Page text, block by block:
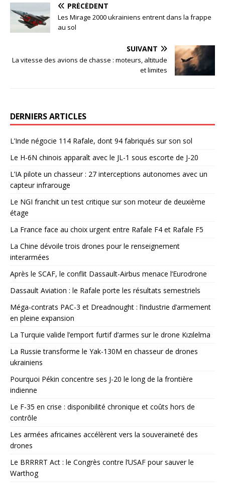
PRÉCÉDENT
Les Mirage 2000 ukrainiens entrent dans la frappe
au sol
SUIVANT
La vitesse des avions de chasse : moteurs, altitude
et limites
DERNIERS ARTICLES
L’Inde négocie 114 Rafale, dont 94 fabriqués sur son sol
Le H-6N chinois apparaît avec le JL-1 sous escorte de J-20
L’IA pilote un chasseur : 27 interceptions autonomes avec un
capteur infrarouge
Le NGI franchit un test critique sur son moteur de deuxième
étage
La France face au choix urgent entre Rafale F4 et Rafale F5
La Chine dévoile trois drones pour le renseignement
interarmées
Après le SCAF, le conflit Dassault-Airbus menace l’Eurodrone
Dassault Aviation : le Rafale porte les résultats semestriels
Méga-contrats PAC-3 et Dreadnought : l’industrie d’armement
en pleine expansion
La Turquie valide l’emport furtif d’armes sur le drone Kızılelma
La Russie transforme le Yak-130M en chasseur de drones
ukrainiens
Pourquoi Pékin concentre ses J-20 le long de la frontière
indienne
Le F-35 en crise : disponibilité chronique et coûts hors de
contrôle
Les armées africaines accélèrent vers la souveraineté des
drones
Le BRRRRT Act : le Congrès contre l’USAF pour sauver le
Warthog